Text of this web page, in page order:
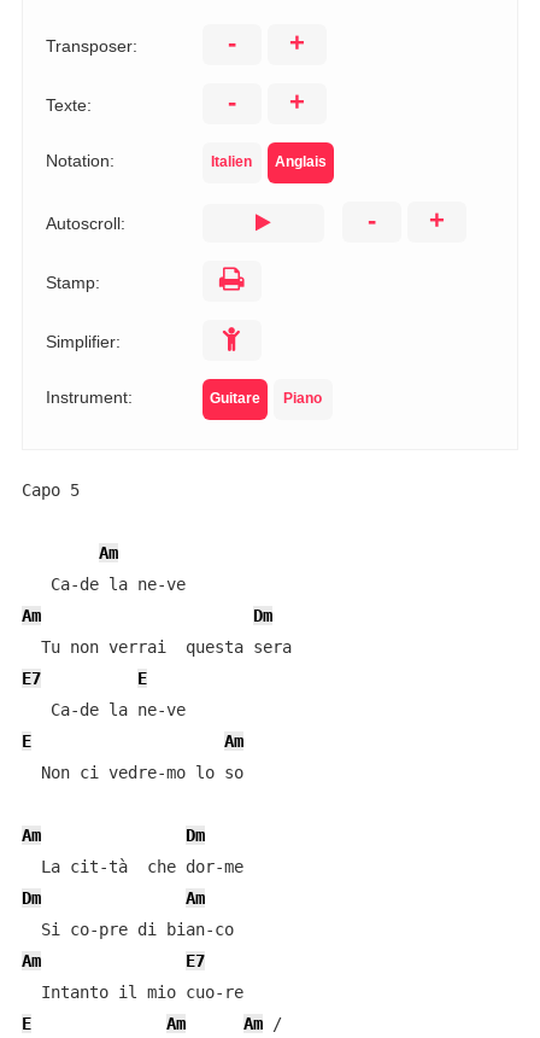
Transposer: - +
Texte: - +
Notation: Italien Anglais
Autoscroll: - +
Stamp:
Simplifier:
Instrument: Guitare Piano
Capo 5
Am
   Ca-de la ne-ve
Am
Dm
  Tu non verrai  questa sera
E7
E
   Ca-de la ne-ve
E
Am
  Non ci vedre-mo lo so
Am
Dm
  La cit-tà  che dor-me
Dm
Am
  Si co-pre di bian-co
Am
E7
  Intanto il mio cuo-re
E
Am Am /